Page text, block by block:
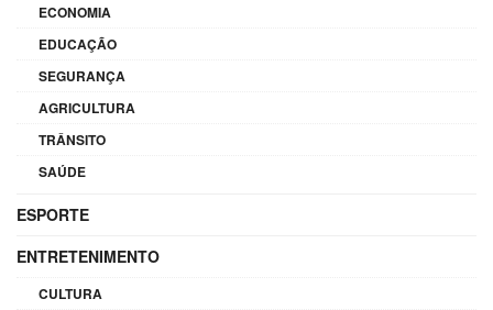
ECONOMIA
EDUCAÇÃO
SEGURANÇA
AGRICULTURA
TRÂNSITO
SAÚDE
ESPORTE
ENTRETENIMENTO
CULTURA